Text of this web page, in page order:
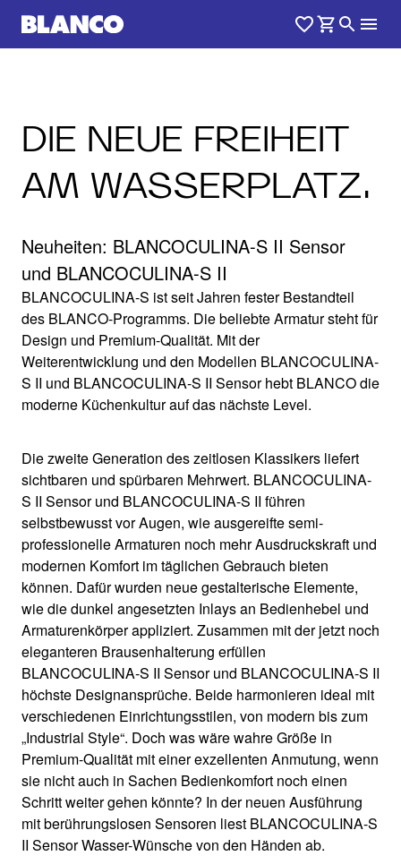
DIE NEUE FREIHEIT
AM WASSERPLATZ.
Neuheiten: BLANCOCULINA-S II Sensor
und BLANCOCULINA-S II
BLANCOCULINA-S ist seit Jahren fester Bestandteil
des BLANCO-Programms. Die beliebte Armatur steht für
Design und Premium-Qualität. Mit der
Weiterentwicklung und den Modellen BLANCOCULINA-
S II und BLANCOCULINA-S II Sensor hebt BLANCO die
moderne Küchenkultur auf das nächste Level.
Die zweite Generation des zeitlosen Klassikers liefert
sichtbaren und spürbaren Mehrwert. BLANCOCULINA-
S II Sensor und BLANCOCULINA-S II führen
selbstbewusst vor Augen, wie ausgereifte semi-
professionelle Armaturen noch mehr Ausdruckskraft und
modernen Komfort im täglichen Gebrauch bieten
können. Dafür wurden neue gestalterische Elemente,
wie die dunkel angesetzten Inlays an Bedienhebel und
Armaturenkörper appliziert. Zusammen mit der jetzt noch
eleganteren Brausenhalterung erfüllen
BLANCOCULINA-S II Sensor und BLANCOCULINA-S II
höchste Designansprüche. Beide harmonieren ideal mit
verschiedenen Einrichtungsstilen, von modern bis zum
„Industrial Style“. Doch was wäre wahre Größe in
Premium-Qualität mit einer exzellenten Anmutung, wenn
sie nicht auch in Sachen Bedienkomfort noch einen
Schritt weiter gehen könnte? In der neuen Ausführung
mit berührungslosen Sensoren liest BLANCOCULINA-S
II Sensor Wasser-Wünsche von den Händen ab.